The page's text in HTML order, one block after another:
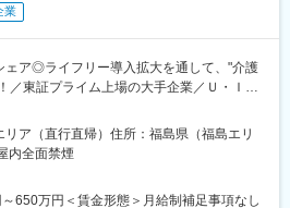
る業務
ではなく、安全体制そのものの設計・構
現場担当者、協力会社と直接連携しながら
す。
でなく、実際の現場に入りながら安全文化
て活躍できます。
業
ェア◎ライフリー導入拡大を通して、"介護
／東証プライム上場の大手企業／Ｕ・Ｉタ
を拡大することにより日本の介護品質の向
リア（直行直帰）住所：福島県（福島エリ
内全面禁煙
650万円＜賃金形態＞月給制補足事項なし